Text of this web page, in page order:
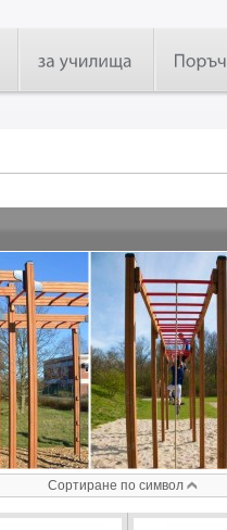
Сортиране по символ